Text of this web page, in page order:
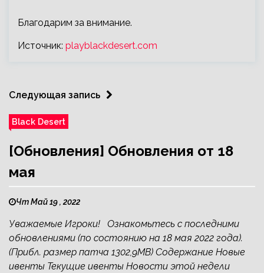
Благодарим за внимание.
Источник: playblackdesert.com
Следующая запись
Black Desert
[Обновления] Обновления от 18
мая
Чт Май 19 , 2022
Уважаемые Игроки! Ознакомьтесь с последними
обновлениями (по состоянию на 18 мая 2022 года).
(Прибл. размер патча 1302,9MB) Содержание Новые
ивенты Текущие ивенты Новости этой недели